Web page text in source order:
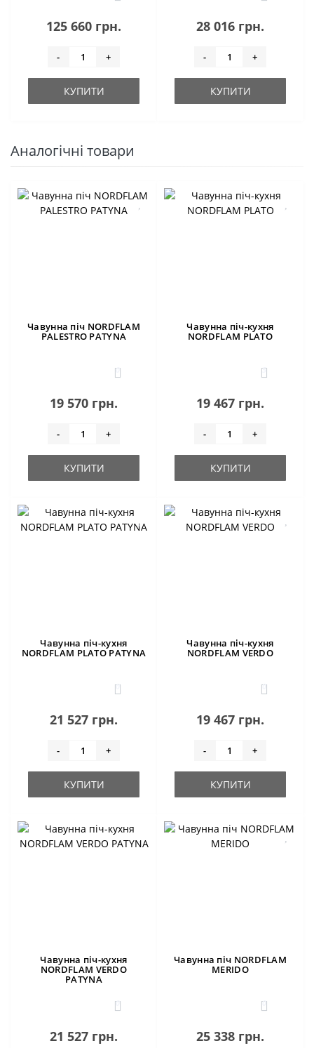
125 660 грн.
- +
КУПИТИ
28 016 грн.
- +
КУПИТИ
Аналогічні товари
Чавунна піч NORDFLAM
PALESTRO PATYNA
0
19 570 грн.
- +
КУПИТИ
Чавунна піч-кухня
NORDFLAM PLATO
5
19 467 грн.
- +
КУПИТИ
Чавунна піч-кухня
NORDFLAM PLATO PATYNA
0
21 527 грн.
- +
КУПИТИ
Чавунна піч-кухня
NORDFLAM VERDO
0
19 467 грн.
- +
КУПИТИ
Чавунна піч-кухня
NORDFLAM VERDO
PATYNA
0
21 527 грн.
Чавунна піч NORDFLAM
MERIDO
0
25 338 грн.